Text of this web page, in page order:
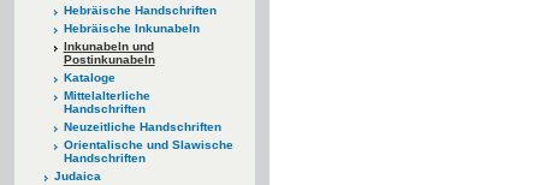
Hebräische Handschriften
Hebräische Inkunabeln
Inkunabeln und
Postinkunabeln
Kataloge
Mittelalterliche
Handschriften
Neuzeitliche Handschriften
Orientalische und Slawische
Handschriften
Judaica